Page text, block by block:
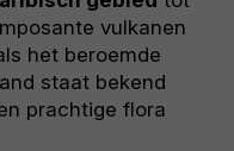
vulkanen
het beroemde
staat bekend
prachtige flora